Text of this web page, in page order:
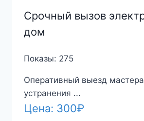
Срочный вызов
дом
Показы: 275
Оперативный выезд
устранения ...
Цена: 300₽